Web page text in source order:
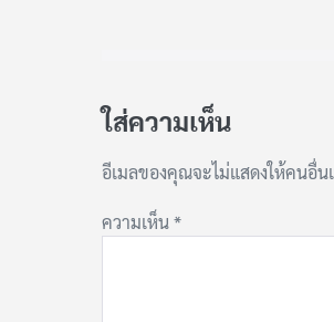
ใส่ความเห็น
อีเมลของคุณจะไม่แสดงให้คนอื่น
ความเห็น*